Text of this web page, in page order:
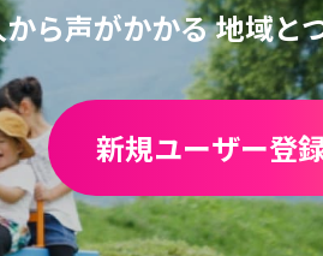
ら声がかかる地域と
新規ユーザー登